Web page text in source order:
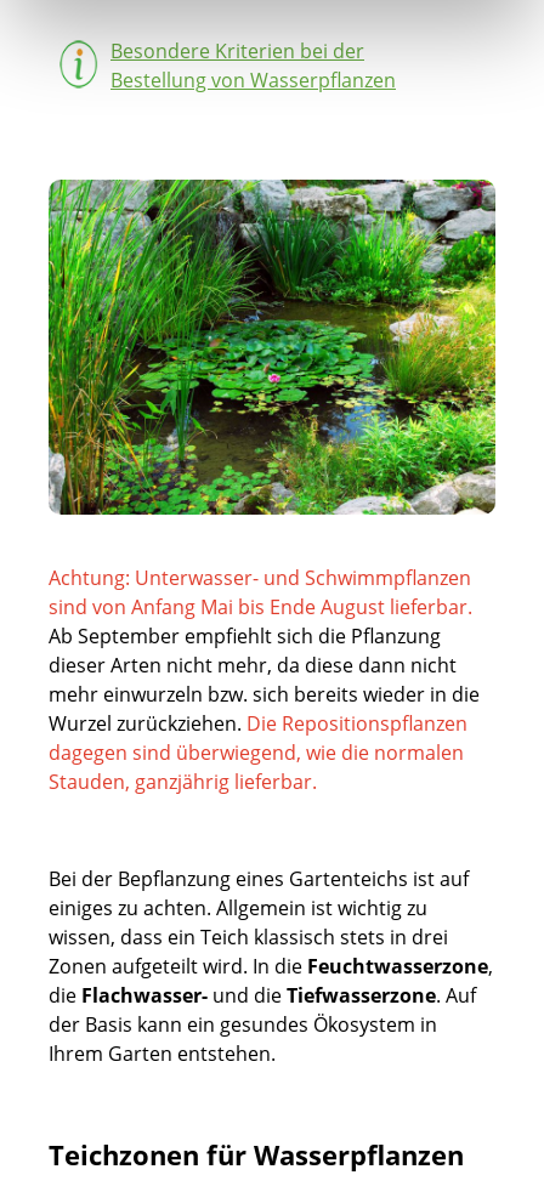
Besondere Kriterien bei der
Bestellung von Wasserpflanzen
Achtung: Unterwasser- und Schwimmpflanzen
sind von Anfang Mai bis Ende August lieferbar.
Ab September empfiehlt sich die Pflanzung
dieser Arten nicht mehr, da diese dann nicht
mehr einwurzeln bzw. sich bereits wieder in die
Wurzel zurückziehen. Die Repositionspflanzen
dagegen sind überwiegend, wie die normalen
Stauden, ganzjährig lieferbar.
Bei der Bepflanzung eines Gartenteichs ist auf
einiges zu achten. Allgemein ist wichtig zu
wissen, dass ein Teich klassisch stets in drei
Zonen aufgeteilt wird. In die Feuchtwasserzone,
die Flachwasser- und dieTiefwasserzone. Auf
der Basis kann ein gesundes Ökosystem in
Ihrem Garten entstehen.
Teichzonen für Wasserpflanzen